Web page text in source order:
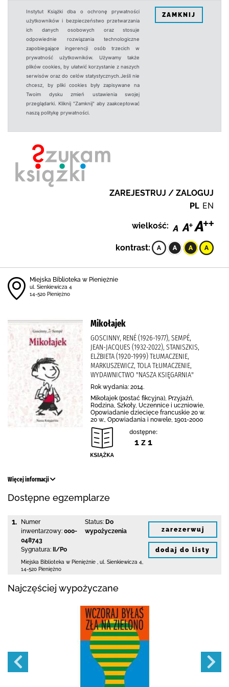
Instytut Książki dba o ochronę prywatności
użytkowników i bezpieczeństwo przetwarzania
ich danych osobowych oraz stosuje
odpowiednie rozwiązania technologiczne
zapobiegające ingerencji osób trzecich w
prywatność użytkowników. Używamy także
plików cookies, by ułatwić korzystanie z naszych
serwisów oraz do celów statystycznych.Jeśli nie
chcesz, by pliki cookies były zapisywane na
Twoim dysku zmień ustawienia swojej
przeglądarki. Kliknij "Zamknij" aby zaakceptować
naszą politykę prywatności.
ZAMKNIJ
ZAREJESTRUJ / ZALOGUJ
PL EN
wielkość:
kontrast:
Miejska Biblioteka w Pieniężnie
ul. Sienkiewicza 4
14-520 Pieniężno
Mikołajek
GOSCINNY, RENÉ (1926-1977), SEMPÉ,
JEAN-JACQUES (1932-2022), STANISZKIS,
ELŻBIETA (1920-1999) TŁUMACZENIE,
MARKUSZEWICZ, TOLA TŁUMACZENIE,
WYDAWNICTWO "NASZA KSIĘGARNIA"
Rok wydania: 2014.
Mikołajek (postać fikcyjna), Przyjaźń,
Rodzina, Szkoły, Uczennice i uczniowie,
Opowiadanie dziecięce francuskie 20 w.
20 w., Opowiadania i nowele, 1901-2000
dostępne:
1 z 1
Więcej informacji
Dostępne egzemplarze
1.
Numer
inwentarzowy: 000-
048743
Sygnatura:
II/Po
Status: Do
wypożyczenia
Miejska Biblioteka w Pieniężnie ul. Sienkiewicza 4
14-520 Pieniężno
zarezerwuj
dodaj do listy
Najczęściej wypożyczane